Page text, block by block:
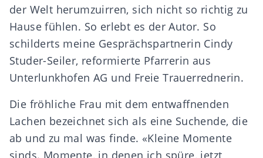
der Welt herumzuirren, sich nicht so richtig zu
Hause fühlen. So erlebt es der Autor. So
schilderts meine Gesprächspartnerin Cindy
Studer-Seiler, reformierte Pfarrerin aus
Unterlunkhofen AG und Freie Trauerrednerin.
Die fröhliche Frau mit dem entwaffnenden
Lachen bezeichnet sich als eine Suchende, die
ab und zu mal was finde. «Kleine Momente
sinds. Momente, in denen ich spüre, jetzt